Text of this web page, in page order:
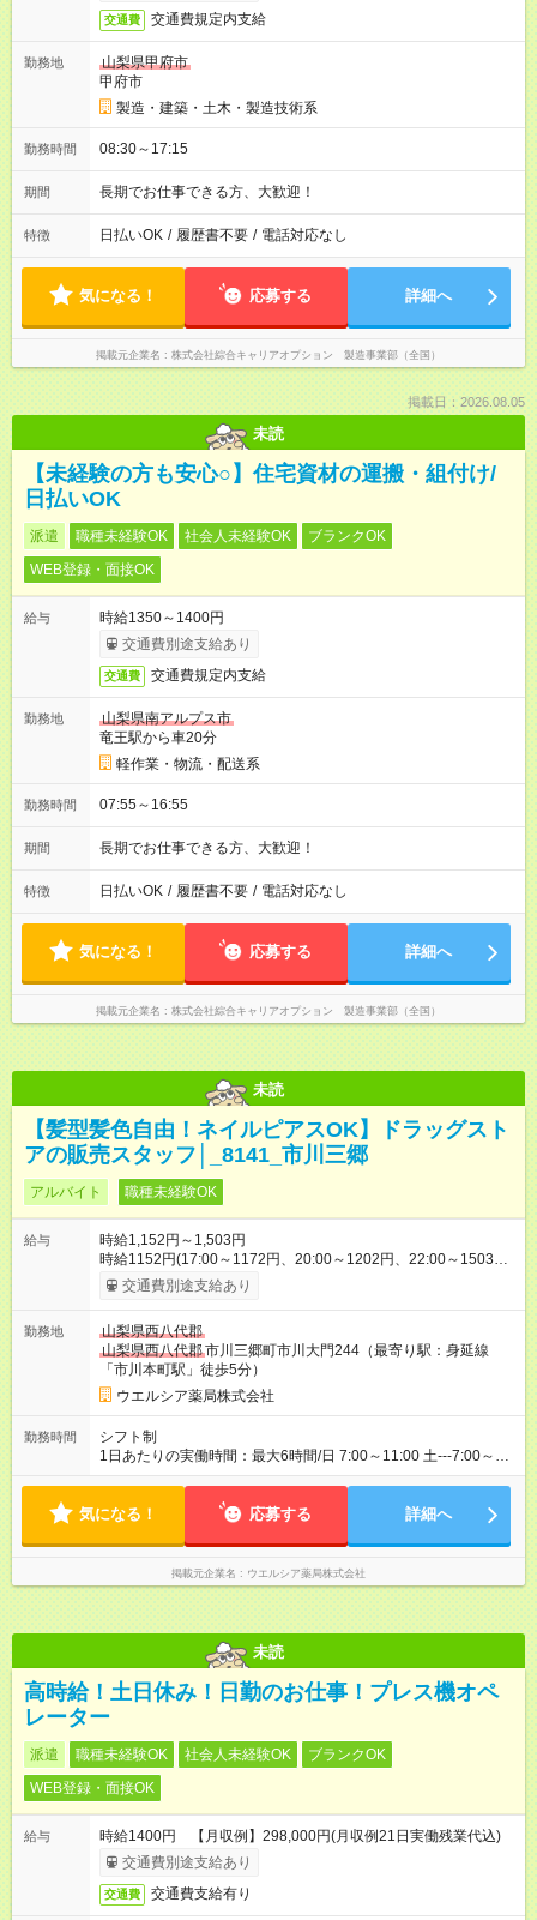
交通費 交通費規定内支給
勤務地
山梨県甲府市
甲府市
製造・建築・土木・製造技術系
勤務時間 08:30～17:15
期間 長期でお仕事できる方、大歓迎！
特徴 日払いOK / 履歴書不要 / 電話対応なし
気になる！ 応募する 詳細へ
掲載元企業名 株式会社綜合キャリアオプション 製造事業部（全国）
掲載日：2026.08.05
未読
【未経験の方も安心○】住宅資材の運搬・組付け/
日払いOK
派遣 職種未経験OK 社会人未経験OK
ブランクOK
WEB登録・面接OK
給与
時給1350～1400円
交通費別途支給あり
交通費 交通費規定内支給
勤務地
山梨県南アルプス市
竜王駅から車20分
軽作業・物流・配送系
勤務時間 07:55～16:55
期間 長期でお仕事できる方、大歓迎！
特徴 日払いOK / 履歴書不要 / 電話対応なし
気になる！ 応募する 詳細へ
掲載元企業名 株式会社綜合キャリアオプション 製造事業部（全国）
未読
【髪型髪色自由！ネイルピアスOK】ドラッグスト
アの販売スタッフ│_8141_市川三郷
アルバイト 職種未経験OK
給与
時給1,152円～1,503円
時給1152円(17:00～1172円、20:00～1202円、22:00～1503円)
※深夜割増含む ※高校卒業以上 昇格に応じて＋20～200円昇給
あり （大学生は＋20円まで） ※高校生は対象外 試用期間あり：
間】試用期間あり 試用期間の長さ：3ヶ月 雇用形態、給与は本
採用時と同じです。
交通費別途支給あり
勤務地
山梨県西八代郡
山梨県西八代郡市川三郷町市川大門244（最寄り駅：身延線
「市川本町駅」徒歩5分）
ウエルシア薬局株式会社
勤務時間
シフト制
1日あたりの実働時間：最大6時間/日 7:00～11:00 土---7:00～
13:00 ☆勤務日数・曜日応相談 12:00～16:00 ☆勤務日数・曜日
気になる！ 応募する 詳細へ
掲載元企業名 ウエルシア薬局株式会社
未読
高時給！土日休み！日勤のお仕事！プレス機オペ
レーター
派遣 職種未経験OK 社会人未経験OK
ブランクOK
WEB登録・面接OK
給与
時給1400円 【月収例】298,000円(月収例21日実働残業代込)
交通費別途支給あり
交通費 交通費支給有り